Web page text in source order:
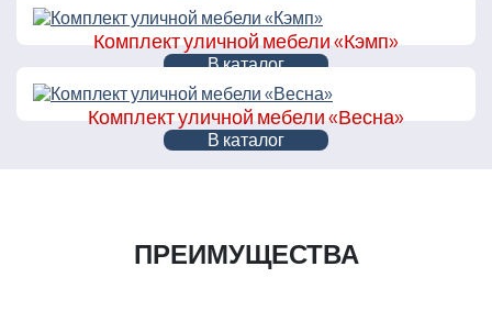
Комплект уличной мебели «Кэмп»
В каталог
Комплект уличной мебели «Весна»
В каталог
ПРЕИМУЩЕСТВА